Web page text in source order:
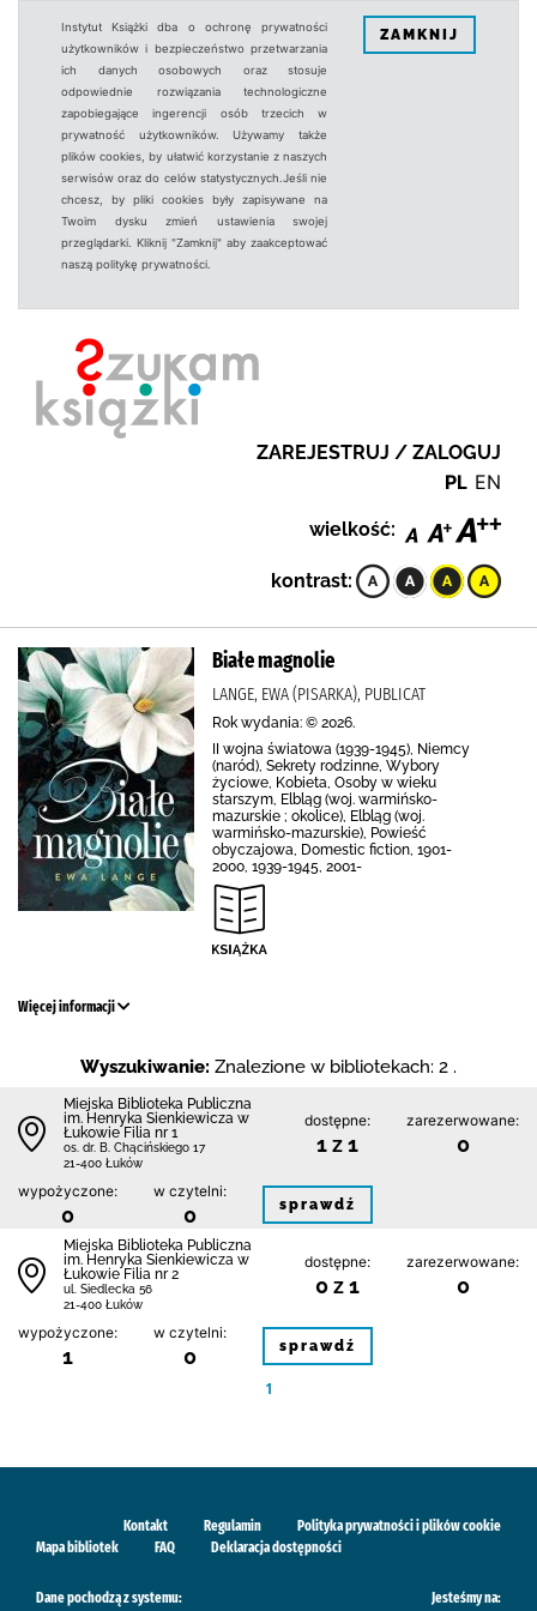
Instytut Książki dba o ochronę prywatności
użytkowników i bezpieczeństwo przetwarzania
ich danych osobowych oraz stosuje
odpowiednie rozwiązania technologiczne
zapobiegające ingerencji osób trzecich w
prywatność użytkowników. Używamy także
plików cookies, by ułatwić korzystanie z naszych
serwisów oraz do celów statystycznych.Jeśli nie
chcesz, by pliki cookies były zapisywane na
Twoim dysku zmień ustawienia swojej
przeglądarki. Kliknij "Zamknij" aby zaakceptować
naszą politykę prywatności.
ZAMKNIJ
ZAREJESTRUJ / ZALOGUJ
PL EN
wielkość:
kontrast:
Białe magnolie
LANGE, EWA (PISARKA), PUBLICAT
Rok wydania: © 2026.
II wojna światowa (1939-1945), Niemcy
(naród), Sekrety rodzinne, Wybory
życiowe, Kobieta, Osoby w wieku
starszym, Elbląg (woj. warmińsko-
mazurskie ; okolice), Elbląg (woj.
warmińsko-mazurskie), Powieść
obyczajowa, Domestic fiction, 1901-
2000, 1939-1945, 2001-
Więcej informacji
Wyszukiwanie: Znalezione w bibliotekach: 2 .
Miejska Biblioteka Publiczna
im. Henryka Sienkiewicza w
Łukowie Filia nr 1
os. dr. B. Chącińskiego 17
21-400 Łuków
dostępne:
1 z 1
zarezerwowane:
0
wypożyczone:
0
w czytelni:
0 sprawdź
Miejska Biblioteka Publiczna
im. Henryka Sienkiewicza w
Łukowie Filia nr 2
ul. Siedlecka 56
21-400 Łuków
dostępne:
0 z 1
zarezerwowane:
0
wypożyczone:
1
w czytelni:
0 sprawdź
1
Kontakt Regulamin
Polityka prywatności i plików cookie
Mapa bibliotek
FAQ Deklaracja dostępności
Dane pochodzą z systemu: Jesteśmy na: